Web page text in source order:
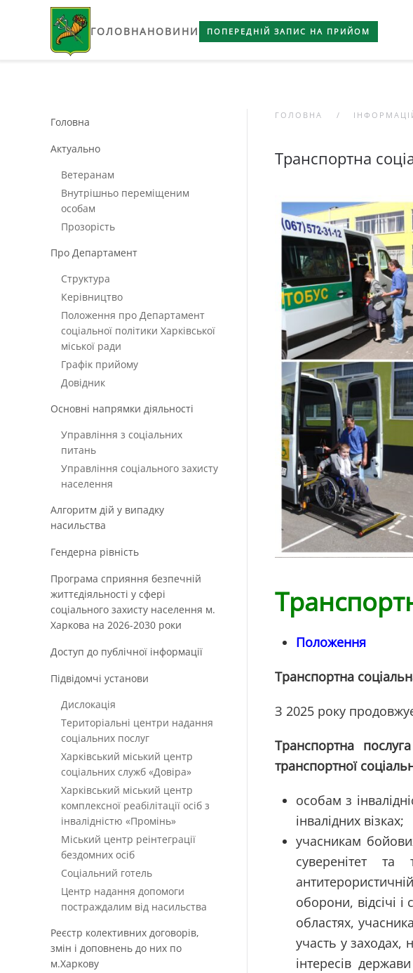
Skip to main content
ГОЛОВНАНОВИНИ ПОПЕРЕДНІЙ ЗАПИС НА ПРИЙОМ
ГОЛОВНА
Транспортна
Положення
Транспортна
З 2025 року
Транспортна
транспортної
особам з
інвалідних візках;
учасникам
суверенітет та
оборони, відсічі
областях,
участь у заходах,
інтересів
Головна
Актуально
Ветеранам
Внутрішньо переміщеним
особам
Прозорість
Про Департамент
Структура
Керівництво
Положення про Департамент
соціальної політики Харківської
міської ради
Графік прийому
Довідник
Основні напрямки діяльності
Управління з соціальних
питань
Управління соціального захисту
населення
Алгоритм дій у випадку
насильства
Гендерна рівність
Програма сприяння безпечній
життєдіяльності у сфері
соціального захисту населення м.
Харкова на 2026-2030 роки
Доступ до публічної інформації
Підвідомчі установи
Дислокація
Територіальні центри надання
соціальних послуг
Харківський міський центр
соціальних служб «Довіра»
Харківський міський центр
комплексної реабілітації осіб з
інвалідністю «Промінь»
Міський центр реінтеграції
бездомних осіб
Соціальний готель
Центр надання допомоги
постраждалим від насильства
Реєстр колективних договорів,
змін і доповнень до них по
м.Харкову